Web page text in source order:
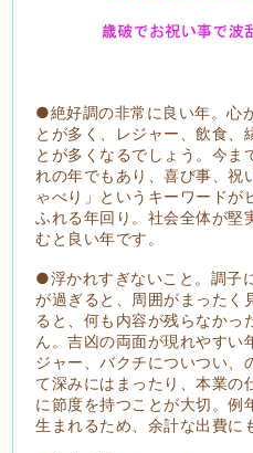
●絶好調の非常に良い年。心
とが多く、レジャー、飲食、
とが多くなるでしょう。今ま
れの年でもあり、喜び事、祝
ゃべり」というキーワードが
ふれる年回り。社会全体が堅
むと良い年です。
●浮かれすぎないこと。調子
が過ぎると、周囲がまったく
ると、何も内容が残らなかっ
ん。吉凶の両面が現れやすい
ジャー、バクチについつい、
て深みにはまったり、本業の
に節度を持つことが大切。例
生まれるため、余計な出費に